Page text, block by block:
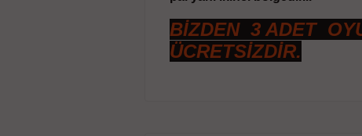
BİZDEN 3 ADET
ÜCRETSİZDİR.